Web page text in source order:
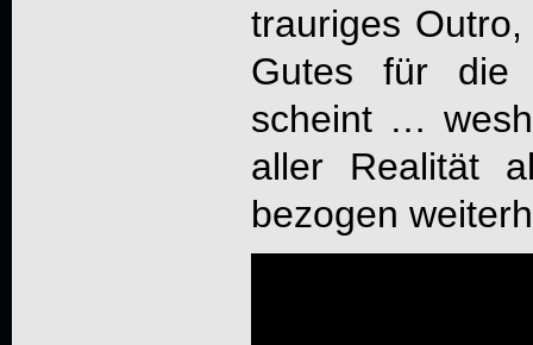
trauriges
Gutes für die
scheint …
aller Realität
bezogen